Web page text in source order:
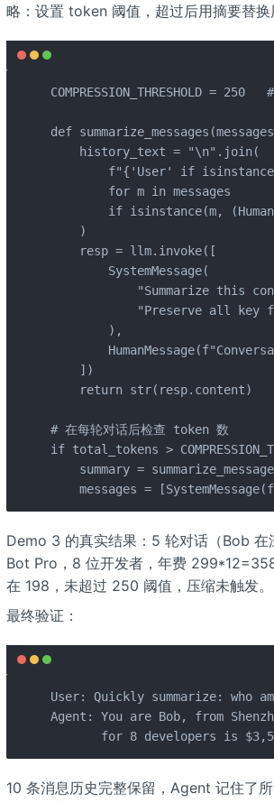
略：设置 token 阈值，超过后用摘要替换
COMPRESSION_THRESHOLD = 250
def
    history_text = "\n".join(
f"{'User' if
        for m in messages
if isinstance(m,
    )
    resp = llm.invoke([
        SystemMessage(
"Summarize this
"Preserve all key
        ),
    ])
    return str(resp.content)
# 在每轮对话后检查 token 数
if total_tokens >
summary =
messages =
Demo 3 的真实结果：5 轮对话（Bob 在
Bot Pro，8 位开发者，年费
在 198，未超过 250 阈值，压缩未触发。
最终验证：
User: Quickly summarize: who
Agent: You are Bob, from
for 8 developers is
10 条消息历史完整保留，Agent 记住了所